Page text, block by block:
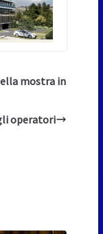
mostra in
operatori